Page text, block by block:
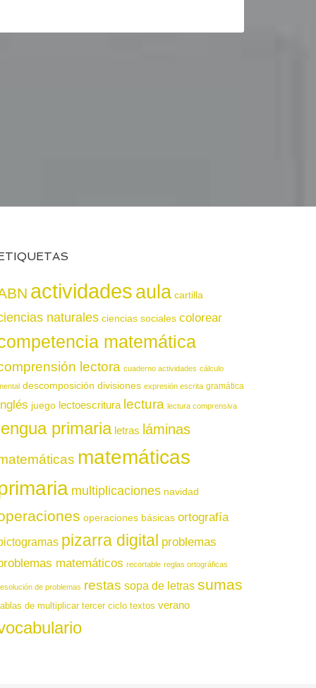
actividadesaula cartilla
naturales ciencias sociales colorear
matemática
lectora cuaderno actividades cálculo
descomposición divisiones expresión escrita gramática
juego lectoescritura lectura lectura comprensiva
primaria letras láminas
matemáticas
multiplicaciones navidad
operaciones básicas ortografía
pizarra digital problemas
matemáticos recortable reglas ortográficas
de problemas restas sopa de letras sumas
de multiplicar tercer ciclo textos verano